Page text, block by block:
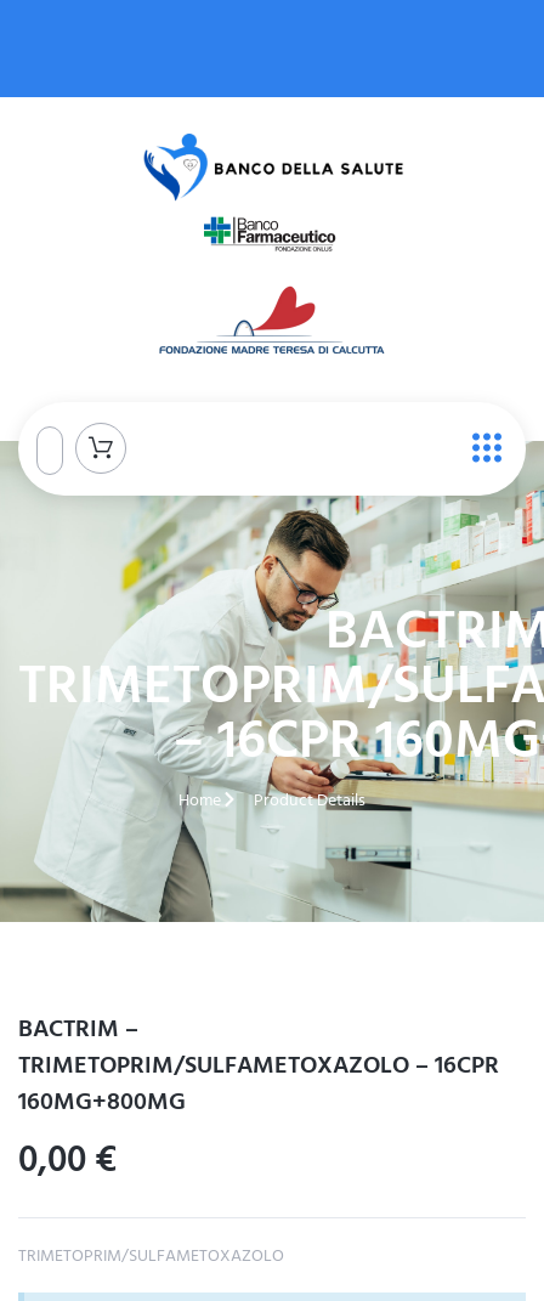
TRIMETOPRIM/
– 16CPR
Home Product Details
BACTRIM –
TRIMETOPRIM/SULFAMETOXAZOLO – 16CPR
160MG+800MG
0,00€
TRIMETOPRIM/SULFAMETOXAZOLO